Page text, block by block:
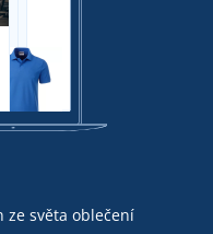
ze světa oblečení